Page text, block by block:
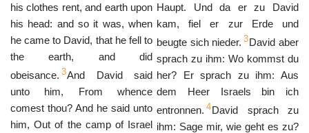
his clothes rent, and earth upon
his head: and so it was, when
he came to David, that he fell to
the earth, and did
obeisance. 3And David said
unto him, From whence
comest thou? And he said unto
him, Out of the camp of Israel
Haupt. Und da er zu David
kam, fiel er zur Erde und
beugte sich nieder. 3David aber
sprach zu ihm: Wo kommst du
her? Er sprach zu ihm: Aus
dem Heer Israels bin ich
entronnen. 4David sprach zu
ihm: Sage mir, wie geht es zu?